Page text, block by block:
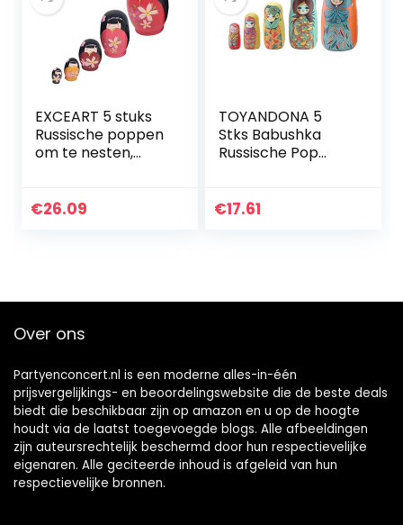
EXCEART 5 stuks
Russische poppen
om te nesten,
houten pop,
€26.09
TOYANDONA 5
Stks Babushka
Russische Pop
Creatieve Nesting
€17.61
Over ons
Partyenconcert.nl is een moderne alles-in-één
prijsvergelijkings- en beoordelingswebsite die de beste deals
biedt die beschikbaar zijn op amazon en u op de hoogte
houdt via de laatst toegevoegde blogs. Alle afbeeldingen
zijn auteursrechtelijk beschermd door hun respectievelijke
eigenaren. Alle geciteerde inhoud is afgeleid van hun
respectievelijke bronnen.